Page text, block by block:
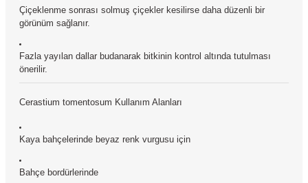
Çiçeklenme sonrası solmuş çiçekler kesilirse daha düzenli bir
görünüm sağlanır.
Fazla yayılan dallar budanarak bitkinin kontrol altında tutulması
önerilir.
Cerastium tomentosum Kullanım Alanları
Kaya bahçelerinde beyaz renk vurgusu için
Bahçe bordürlerinde